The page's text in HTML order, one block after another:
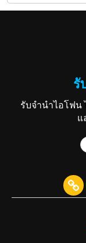
รั
รับจำนำไอโฟ
แ